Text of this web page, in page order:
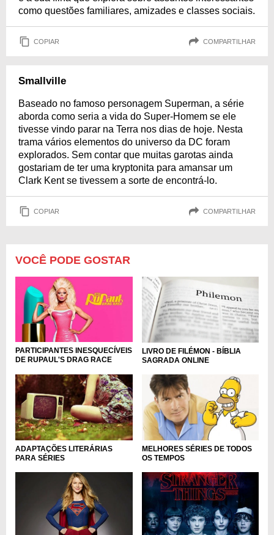
como questões familiares, amizades e classes sociais.
COPIAR COMPARTILHAR
Smallville
Baseado no famoso personagem Superman, a série
aborda como seria a vida do Super-Homem se ele
tivesse vindo parar na Terra nos dias de hoje. Nesta
trama vários elementos do universo da DC foram
explorados. Sem contar que muitas garotas ainda
gostariam de ter uma kryptonita para amansar um
Clark Kent se tivessem a sorte de encontrá-lo.
COPIAR COMPARTILHAR
VOCÊ PODE GOSTAR
PARTICIPANTES INESQUECÍVEIS
DE RUPAUL'S DRAG RACE
LIVRO DE FILÉMON - BÍBLIA
SAGRADA ONLINE
ADAPTAÇÕES LITERÁRIAS
PARA SÉRIES
MELHORES SÉRIES DE TODOS
OS TEMPOS